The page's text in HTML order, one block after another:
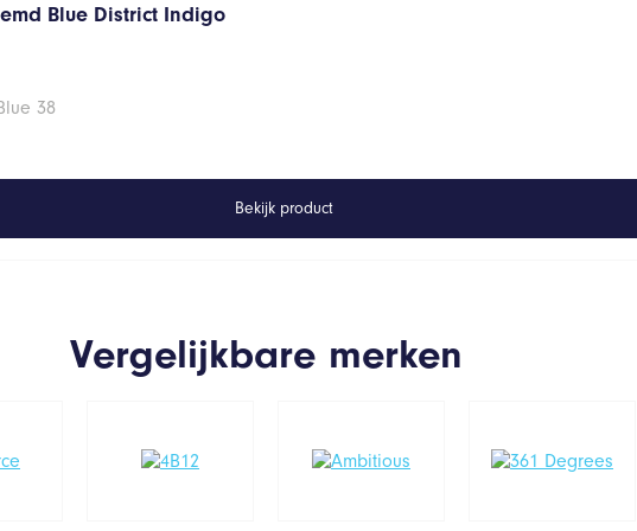
Blue District Indigo
38
Bekijk product
Vergelijkbare merken